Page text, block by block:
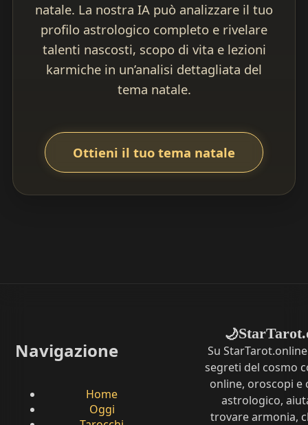
natale. La nostra IA può analizzare il tuo
profilo astrologico completo e rivelare
talenti nascosti, scopo di vita e lezioni
karmiche in un’analisi dettagliata del
tema natale.
Ottieni il tuo tema natale
Navigazione
Home
Oggi
🌙
Su
segreti del cosmo
online, oroscopi e
astrologico,
trovare armonia,